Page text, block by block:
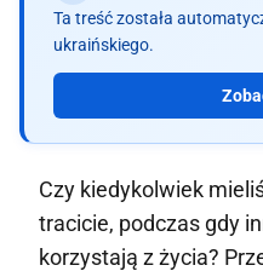
Ta treść została
ukraińskiego.
Czy kiedykolwiek
tracicie, podczas gdy
korzystają z życia?